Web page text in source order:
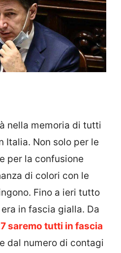
nella memoria di tutti
Italia. Non solo per le
per la confusione
di colori con le
Fino a ieri tutto
in fascia gialla. Da
saremo tutti in fascia
dal numero di contagi